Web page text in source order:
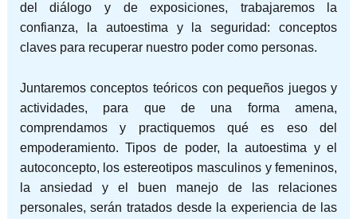
del diálogo y de exposiciones, trabajaremos la
confianza, la autoestima y la seguridad: conceptos
claves para recuperar nuestro poder como personas.
Juntaremos conceptos teóricos con pequeños juegos y
actividades, para que de una forma amena,
comprendamos y practiquemos qué es eso del
empoderamiento. Tipos de poder, la autoestima y el
autoconcepto, los estereotipos masculinos y femeninos,
la ansiedad y el buen manejo de las relaciones
personales, serán tratados desde la experiencia de las